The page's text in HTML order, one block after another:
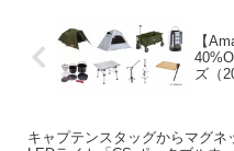
【
ズ（
キャプテンスタッグからマグネ